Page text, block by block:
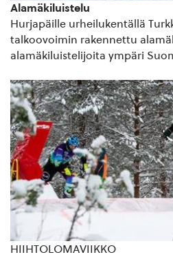
Alamäkiluistelu
Hurjapäille urheilukentällä
talkoovoimin rakennettu
alamäkiluistelijoita ympäri
HIIHTOLOMAVIIKKO